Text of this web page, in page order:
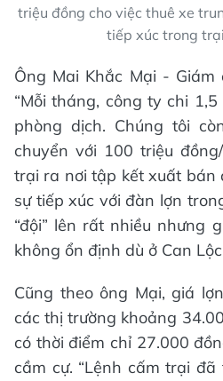
triệu đồng cho việc thuê xe
tiếp xúc trong
Ông Mai Khắc Mại - Giám
“Mỗi tháng, công ty chi
phòng dịch. Chúng tôi
chuyển với 100 triệu
trại ra nơi tập kết xuất bán
sự tiếp xúc với đàn lợn
“đội” lên rất nhiều nhưng
không ổn định dù ở Can
Cũng theo ông Mại, giá
các thị trường khoảng
có thời điểm chỉ 27.000
cầm cự. “Lệnh cấm trại